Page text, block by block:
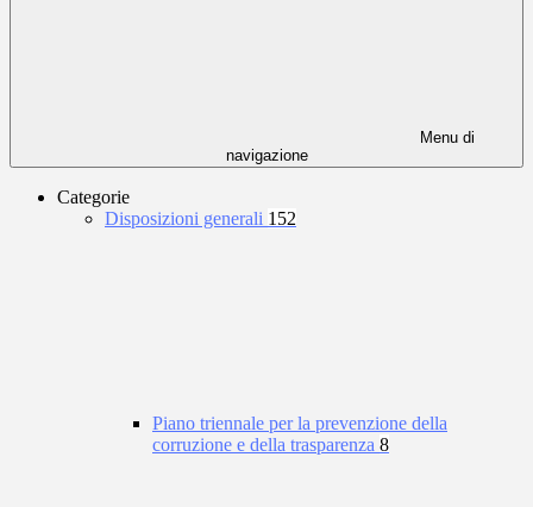
Menu di
navigazione
Categorie
Disposizioni generali 152
Piano triennale per la prevenzione della
corruzione e della trasparenza 8